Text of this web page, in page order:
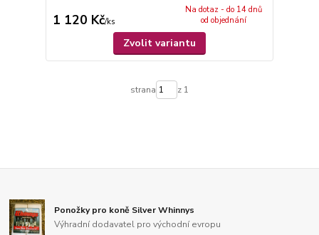
1 120 Kč/ks
Na dotaz - do 14 dnů
od objednání
Zvolit variantu
strana z 1
Ponožky pro koně Silver Whinnys
Výhradní dodavatel pro východní evropu